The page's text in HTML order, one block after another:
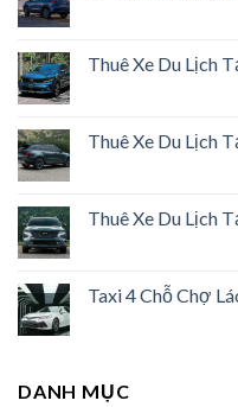
Thuê Xe Du Lịch
Thuê Xe Du Lịch
Thuê Xe Du Lịch
Taxi 4 Chỗ Chợ
DANH MỤC